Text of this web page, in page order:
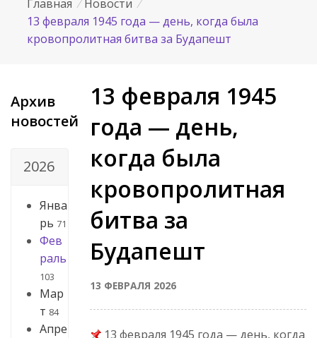
Главная / Новости /
13 февраля 1945 года — день, когда была
кровопролитная битва за Будапешт
Архив
новостей
2026
Янва
рь 71
Фев
раль
103
Мар
т 84
Апре
13 февраля 1945
года — день,
когда была
кровопролитная
битва за
Будапешт
13 ФЕВРАЛЯ 2026
13 февраля 1945 года — день, когда